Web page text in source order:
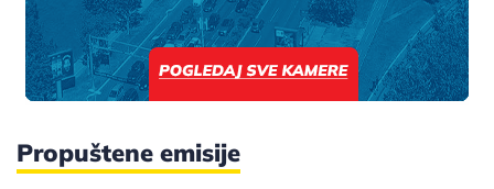
Propuštene emisije